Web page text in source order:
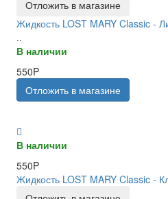
Отложить в магазине
Жидкость LOST MARY Classic -
..
В наличии
550P
Отложить в магазине
В наличии
550P
Жидкость LOST MARY Classic -